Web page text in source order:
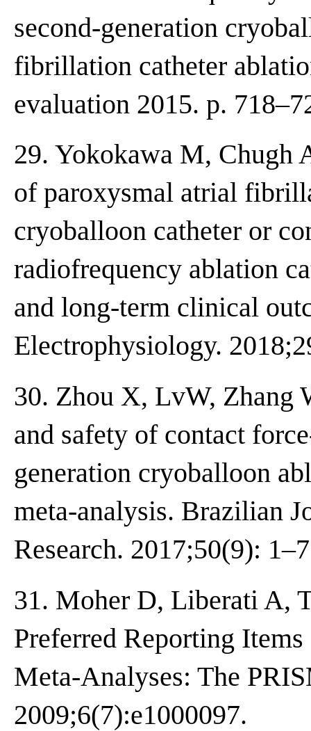
second-generation
fibrillation catheter
evaluation 2015. p.
29. Yokokawa M, Chugh
of paroxysmal atrial
cryoballoon catheter or
radiofrequency ablation
and long-term clinical
Electrophysiology.
30. Zhou X, LvW, Zhang
and safety of contact
generation cryoballoon
meta-analysis. Brazilian
Research. 2017;50(9):
31. Moher D, Liberati A,
Preferred Reporting
Meta-Analyses: The
2009;6(7):e1000097.